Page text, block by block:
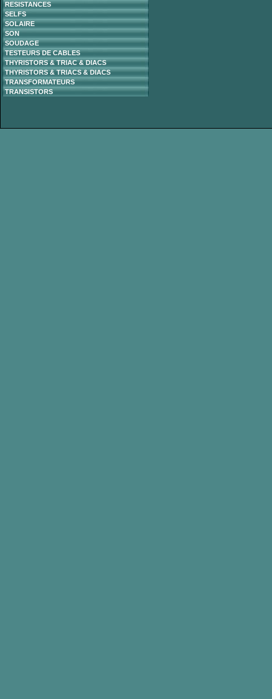
RESISTANCES
SELFS
SOLAIRE
SON
SOUDAGE
TESTEURS DE CABLES
THYRISTORS & TRIAC & DIACS
THYRISTORS & TRIACS & DIACS
TRANSFORMATEURS
TRANSISTORS